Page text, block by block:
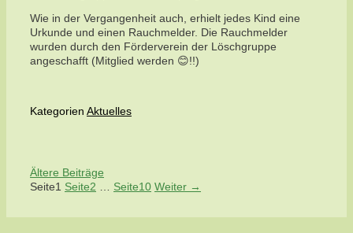
Wie in der Vergangenheit auch, erhielt jedes Kind eine
Urkunde und einen Rauchmelder. Die Rauchmelder
wurden durch den Förderverein der Löschgruppe
angeschafft (Mitglied werden 😊!!)
Kategorien Aktuelles
Ältere Beiträge
Seite1 Seite2 Seite10 Weiter →